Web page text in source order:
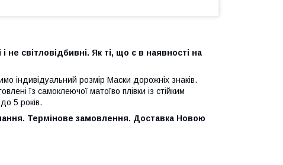
світловідбивні. Як ті, що є в наявності на
індивідуальний розмір Маски дорожніх знаків.
їз самоклеючої матоїво плівки із стійким
5 років.
Термінове замовлення. Доставка Новою